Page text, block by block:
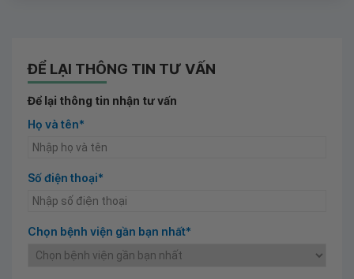
ĐỂ LẠI THÔNG TIN TƯ VẤN
Để lại thông tin nhận tư vấn
Họ và tên*
Số điện thoại*
Chọn bệnh viện gần bạn nhất*